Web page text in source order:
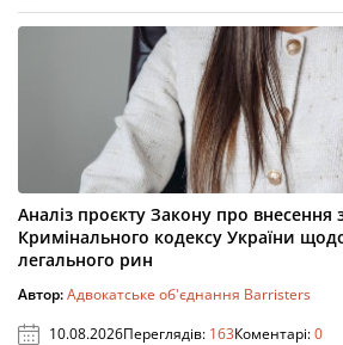
Аналіз проєкту Закону про внесення
Кримінального кодексу України
легального рин
Автор:Адвокатське об'єднання Barristers
10.08.2026Переглядів: 163Коментарі:0